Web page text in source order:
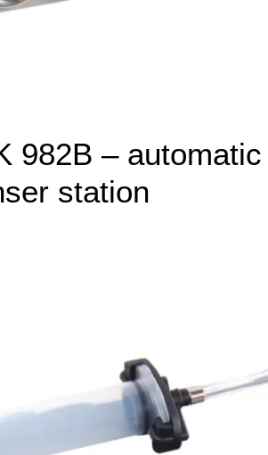
982B – automatic
station